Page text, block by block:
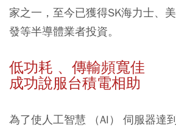
家之一，至今已獲得SK海力士、
發等半導體業者投資。
低功耗 、傳輸頻寬佳
成功說服台積電相助
為了使人工智慧 （AI） 伺服器達